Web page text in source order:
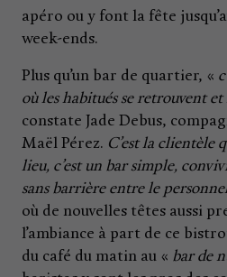
apéro ou y font la fête
week-ends.
Plus qu’un bar de quartier, «
où les habitués se retrouvent
constate Jade Debus,
Maël Pérez. C’est la clientèle
lieu, c’est un bar simple,
sans barrière entre le
où de nouvelles têtes aussi
l’ambiance à part de ce
du café du matin au « bar de